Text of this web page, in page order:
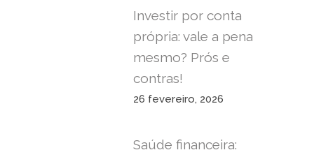
Investir por conta
própria: vale a pena
mesmo? Prós e
contras!
26 fevereiro, 2026
Saúde financeira: